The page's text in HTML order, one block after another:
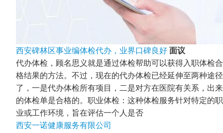
西安碑林区事业编体检代办，业界口碑良好面议
代办体检，顾名思义就是通过体检帮助可以获得入职体检合
格结果的方法。不过，现在的代办体检已经延伸至两种途径
了，一是代办体检所有项目，二是对方在医院有关系，出来
的体检单是合格的。职业体检：这种体检服务针对特定的职
业或工作环境，旨在评估一个人是否
西安一诺健康服务有限公司